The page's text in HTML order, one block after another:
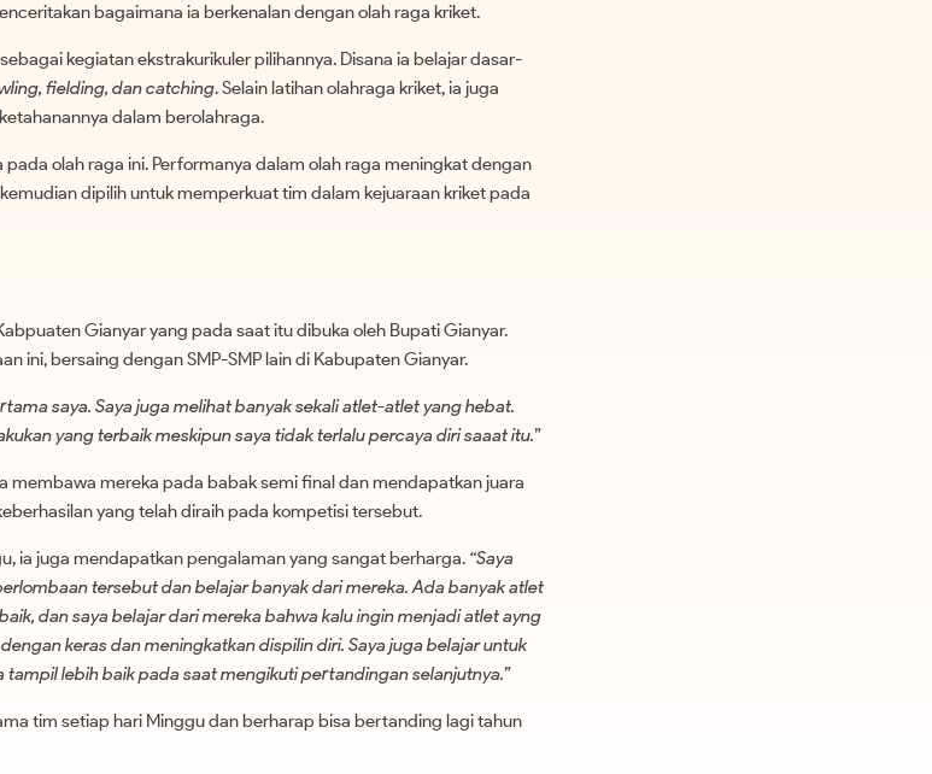
bagaimana ia berkenalan dengan olah raga kriket.
kegiatan ekstrakurikuler pilihannya. Disana ia belajar dasar-
fielding, dan catching. Selain latihan olahraga kriket, ia juga
dalam berolahraga.
olah raga ini. Performanya dalam olah raga meningkat dengan
dipilih untuk memperkuat tim dalam kejuaraan kriket pada
Gianyar yang pada saat itu dibuka oleh Bupati Gianyar.
ini, bersaing dengan SMP-SMP lain di Kabupaten Gianyar.
saya. Saya juga melihat banyak sekali atlet-atlet yang hebat.
yang terbaik meskipun saya tidak terlalu percaya diri saaat itu.”
membawa mereka pada babak semi final dan mendapatkan juara
yang telah diraih pada kompetisi tersebut.
ia juga mendapatkan pengalaman yang sangat berharga. “Saya
tersebut dan belajar banyak dari mereka. Ada banyak atlet
dan saya belajar dari mereka bahwa kalu ingin menjadi atlet ayng
keras dan meningkatkan dispilin diri. Saya juga belajar untuk
lebih baik pada saat mengikuti pertandingan selanjutnya.”
tim setiap hari Minggu dan berharap bisa bertanding lagi tahun